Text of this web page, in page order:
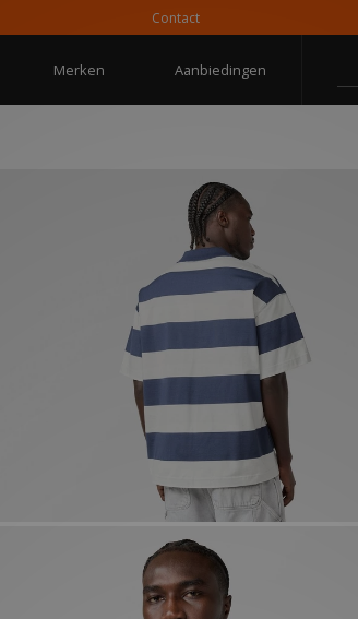
Contact
Merken Aanbiedingen